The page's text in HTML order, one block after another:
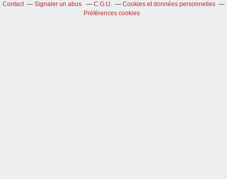
Contact
Signaler un abus C.G.U.
Cookies et données personnelles
Préférences cookies